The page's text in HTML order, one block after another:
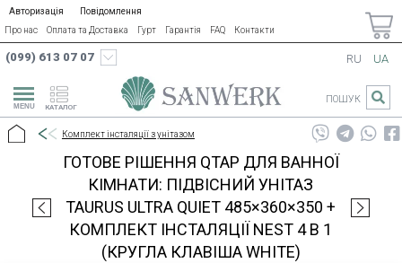
Авторизація
Повідомлення
Про нас
Оплата та Доставка Гурт Гарантія FAQ Контакти
(099) 613 07 07
КАТАЛОГ
RU UA
ПОШУК
Комплект інсталяції з унітазом
ГОТОВЕ РІШЕННЯ QTAP ДЛЯ ВАННОЇ
КІМНАТИ: ПІДВІСНИЙ УНІТАЗ
TAURUS ULTRA QUIET 485×360×350 +
КОМПЛЕКТ ІНСТАЛЯЦІЇ NEST 4 В 1
(КРУГЛА КЛАВІША WHITE)